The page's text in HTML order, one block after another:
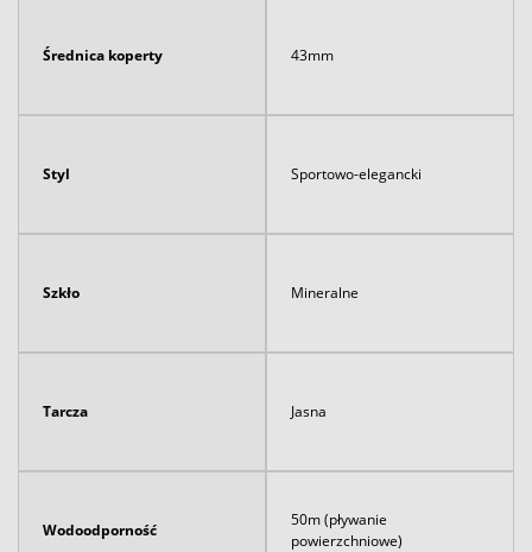
Średnica koperty 43mm
Styl Sportowo-elegancki
Szkło Mineralne
Tarcza Jasna
Wodoodporność
50m (pływanie
powierzchniowe)